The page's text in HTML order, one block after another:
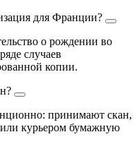
для Франции?
о рождении во
случаев
копии.
принимают скан,
или курьером бумажную